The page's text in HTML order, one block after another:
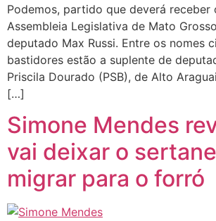
Podemos, partido que deverá receber
Assembleia Legislativa de Mato
deputado Max Russi. Entre os nomes
bastidores estão a suplente de
Priscila Dourado (PSB), de Alto
[…]
Simone Mendes
vai deixar o
migrar para o forró